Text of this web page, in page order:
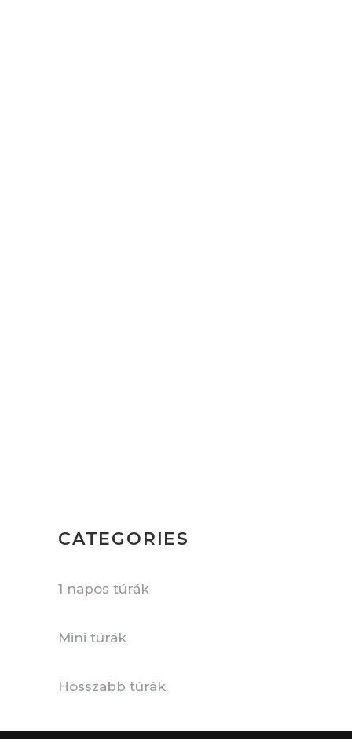
CATEGORIES
1 napos túrák
Mini túrák
Hosszabb túrák